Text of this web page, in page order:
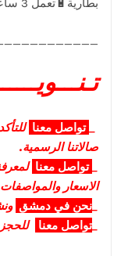
تواصل معنا
صالاتنا الرسمية.
تواصل معنا
الاسعار
نحن في دمشق
تواصل معنا